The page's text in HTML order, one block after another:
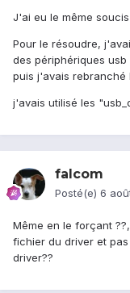
J'ai eu le même
Pour le résoudre,
des périphériques
puis j'avais rebranché
j'avais utilisé les
falcom
Posté(e) 6
Même en le forçant
fichier du driver et
driver??